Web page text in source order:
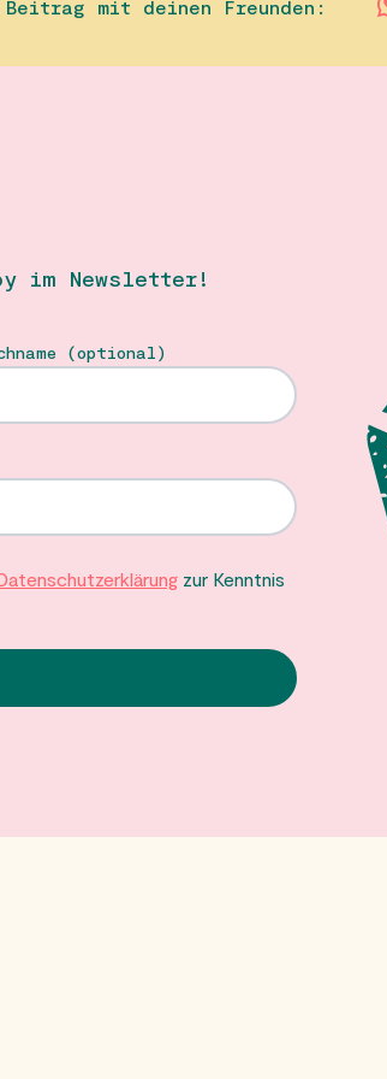
mit deinen Freunden:
im Newsletter!
(optional)
zur Kenntnis